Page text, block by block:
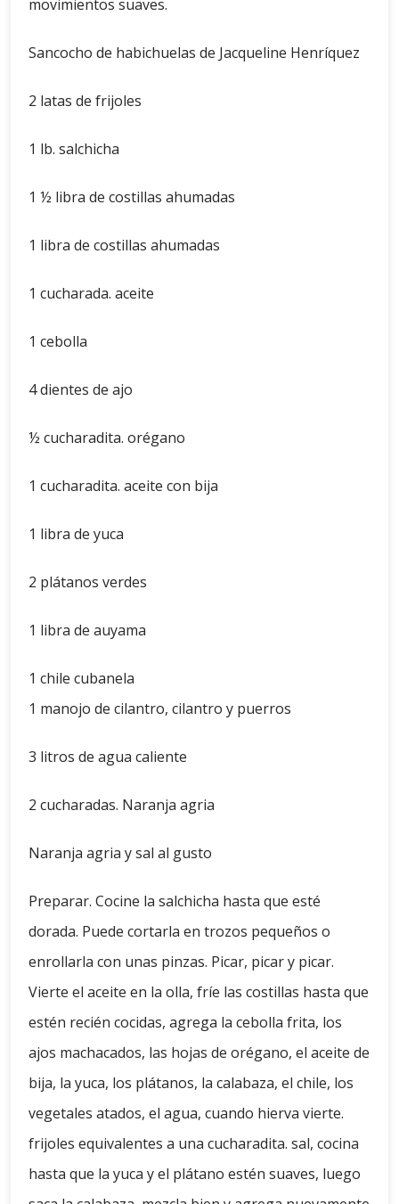
movimientos suaves.
Sancocho de habichuelas de Jacqueline Henríquez
2 latas de frijoles
1 lb. salchicha
1 ½ libra de costillas ahumadas
1 libra de costillas ahumadas
1 cucharada. aceite
1 cebolla
4 dientes de ajo
½ cucharadita. orégano
1 cucharadita. aceite con bija
1 libra de yuca
2 plátanos verdes
1 libra de auyama
1 chile cubanela
1 manojo de cilantro, cilantro y puerros
3 litros de agua caliente
2 cucharadas. Naranja agria
Naranja agria y sal al gusto
Preparar. Cocine la salchicha hasta que esté
dorada. Puede cortarla en trozos pequeños o
enrollarla con unas pinzas. Picar, picar y picar.
Vierte el aceite en la olla, fríe las costillas hasta que
estén recién cocidas, agrega la cebolla frita, los
ajos machacados, las hojas de orégano, el aceite de
bija, la yuca, los plátanos, la calabaza, el chile, los
vegetales atados, el agua, cuando hierva vierte.
frijoles equivalentes a una cucharadita. sal, cocina
hasta que la yuca y el plátano estén suaves, luego